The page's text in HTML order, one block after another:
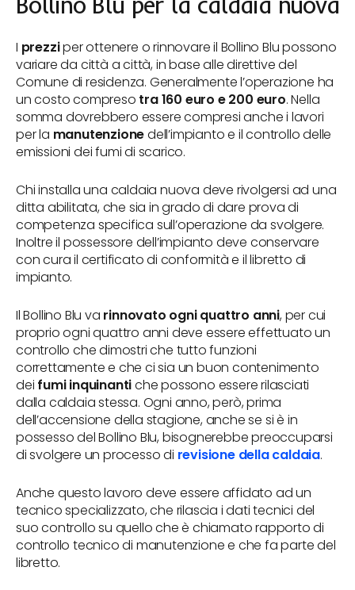
I prezziper ottenere o rinnovare il Bollino Blu possono
variare da città a città, in base alle direttive del
Comune di residenza. Generalmente l’operazione ha
un costo compreso tra 160 euro e 200 euro. Nella
somma dovrebbero essere compresi anche i lavori
per la manutenzionedell’impianto e il controllo delle
emissioni dei fumi di scarico.
Chi installa una caldaia nuova deve rivolgersi ad una
ditta abilitata, che sia in grado di dare prova di
competenza specifica sull’operazione da svolgere.
Inoltre il possessore dell’impianto deve conservare
con cura il certificato di conformità e il libretto di
impianto.
Il Bollino Blu va rinnovato ogni quattro anni, per cui
proprio ogni quattro anni deve essere effettuato un
controllo che dimostri che tutto funzioni
correttamente e che ci sia un buon contenimento
dei fumi inquinantiche possono essere rilasciati
dalla caldaia stessa. Ogni anno, però, prima
dell’accensione della stagione, anche se si è in
possesso del Bollino Blu, bisognerebbe preoccuparsi
di svolgere un processo di revisione della caldaia.
Anche questo lavoro deve essere affidato ad un
tecnico specializzato, che rilascia i dati tecnici del
suo controllo su quello che è chiamato rapporto di
controllo tecnico di manutenzione e che fa parte del
libretto.